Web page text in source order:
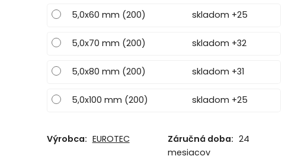
5,0x60 mm (200) skladom +25
5,0x70 mm (200) skladom +32
5,0x80 mm (200) skladom +31
5,0x100 mm (200) skladom +25
Výrobca: EUROTEC Záručná doba: 24
mesiacov